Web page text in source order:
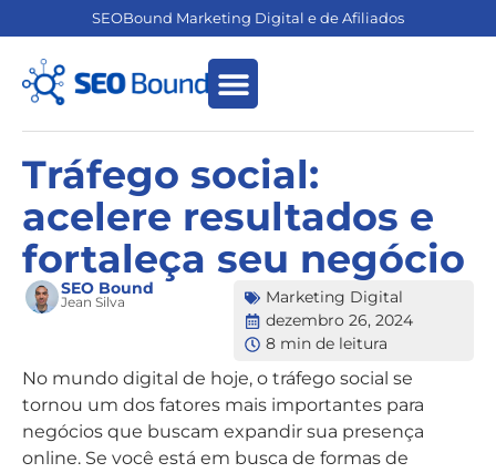
SEOBound Marketing Digital e de Afiliados
Tráfego social:
acelere resultados e
fortaleça seu negócio
SEO Bound
Jean Silva
Marketing Digital
dezembro 26, 2024
8 min de leitura
No mundo digital de hoje, o tráfego social se
tornou um dos fatores mais importantes para
negócios que buscam expandir sua presença
online. Se você está em busca de formas de